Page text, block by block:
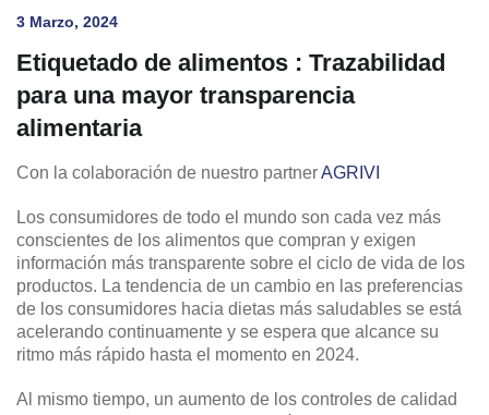
3 Marzo, 2024
Etiquetado de alimentos : Trazabilidad
para una mayor transparencia
alimentaria
Con la colaboración de nuestro partnerAGRIVI
Los consumidores de todo el mundo son cada vez más
conscientes de los alimentos que compran y exigen
información más transparente sobre el ciclo de vida de los
productos. La tendencia de un cambio en las preferencias
de los consumidores hacia dietas más saludables se está
acelerando continuamente y se espera que alcance su
ritmo más rápido hasta el momento en 2024.
Al mismo tiempo, un aumento de los controles de calidad